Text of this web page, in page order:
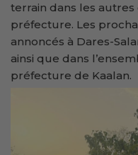
terrain dans les
préfecture. Les
annoncés à Dares-
ainsi que dans
préfecture de Kaalan.